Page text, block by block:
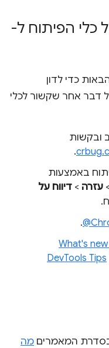
כלי הפיתוח ל-
כדי לדון
דבר אחר שקשור לכלי
ובקשות
.
באמצעות
> עזרה > דיווח על
.
What's new
DevTools Tips
המאמרים מה